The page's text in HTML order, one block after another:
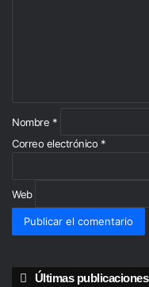
*
Nombre *
Correo electrónico *
Web
Últimas publicaciones